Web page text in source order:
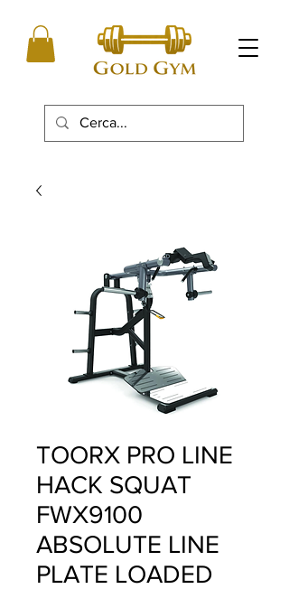
TOORX PRO LINE
HACK SQUAT
FWX9100
ABSOLUTE LINE
PLATE LOADED